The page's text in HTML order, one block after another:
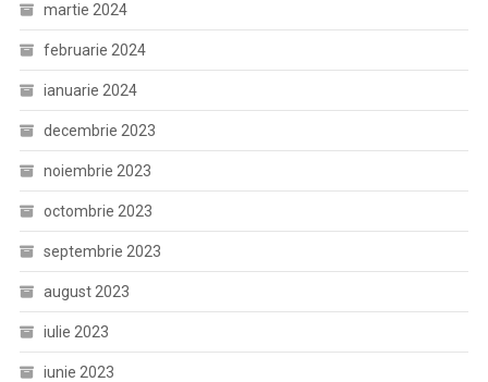
martie 2024
februarie 2024
ianuarie 2024
decembrie 2023
noiembrie 2023
octombrie 2023
septembrie 2023
august 2023
iulie 2023
iunie 2023